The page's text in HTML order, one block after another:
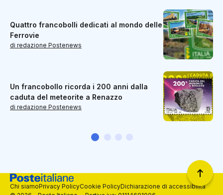
Quattro francobolli dedicati al mondo delle
Ferrovie
di redazione Postenews
Un francobollo ricorda i 200 anni dalla
caduta del meteorite a Renazzo
di redazione Postenews
Chi siamoPrivacy PolicyCookie PolicyDichiarazione di accessibilità